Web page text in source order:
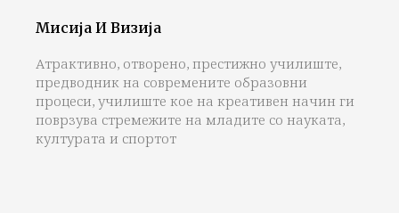
Мисија И Визија
Атрактивно, отворено, престижно училиште,
предводник на современите образовни
процеси, училиште кое на креативен начин ги
поврзува стремежите на младите со науката,
културата и спортот